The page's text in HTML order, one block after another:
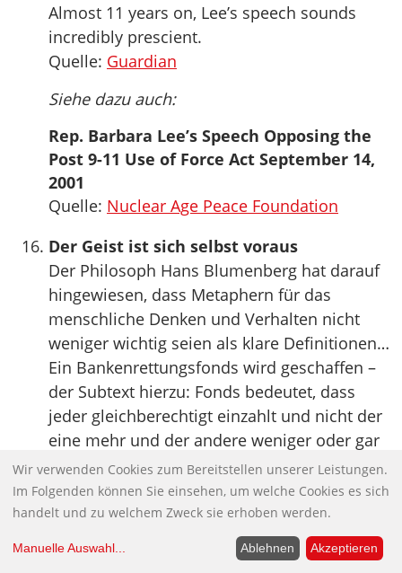
Almost 11 years on, Lee’s speech sounds
incredibly prescient.
Quelle: Guardian
Siehe dazu auch:
Rep. Barbara Lee’s Speech Opposing the
Post 9-11 Use of Force Act September 14,
2001
Quelle: Nuclear Age Peace Foundation
Der Geist ist sich selbst voraus
Der Philosoph Hans Blumenberg hat darauf
hingewiesen, dass Metaphern für das
menschliche Denken und Verhalten nicht
weniger wichtig seien als klare Definitionen…
Ein Bankenrettungsfonds wird geschaffen –
der Subtext hierzu: Fonds bedeutet, dass
jeder gleichberechtigt einzahlt und nicht der
eine mehr und der andere weniger oder gar
nichts. Rettung beinhaltet eine barmherzige
Hilfeleistung für jemanden, der sich allein
nicht mehr zu helfen weiß. Ein in der
Finanzgeschichte einmaliger
Erpressungsvorgang durch die großen
Wir verwenden Cookies zum Bereitstellen unserer Leistungen.
Im Folgenden können Sie einsehen, um welche Cookies es sich
handelt und zu welchem Zweck sie erhoben werden.
Manuelle Auswahl... Ablehnen Akzeptieren